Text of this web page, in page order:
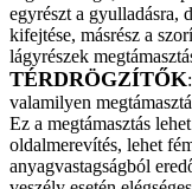
egyrészt a gyulladásra,
kifejtése, másrész a
lágyrészek
TÉRDRÖGZÍTŐK
valamilyen
Ez a megtámasztás
oldalmerevítés, lehet
anyagvastagságból